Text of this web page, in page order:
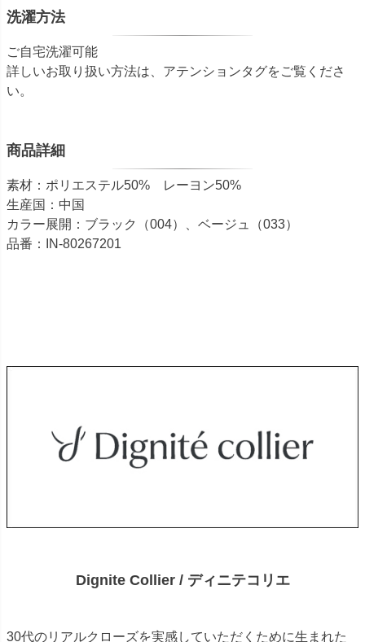
洗濯方法
ご自宅洗濯可能
詳しいお取り扱い方法は、アテンションタグをご覧くださ
い。
商品詳細
素材：ポリエステル50% レーヨン50%
生産国：中国
カラー展開：ブラック（004）、ベージュ（033）
品番：IN-80267201
Dignite Collier / ディニテコリエ
30代のリアルクローズを実感していただくために生まれた